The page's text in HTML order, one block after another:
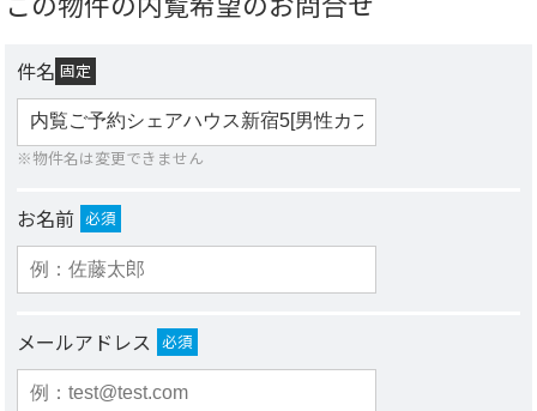
件名 固定
※物件名は変更できません
お名前 必須
メールアドレス 必須